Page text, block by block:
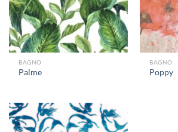
BAGNO
Palme
BAGNO
Poppy